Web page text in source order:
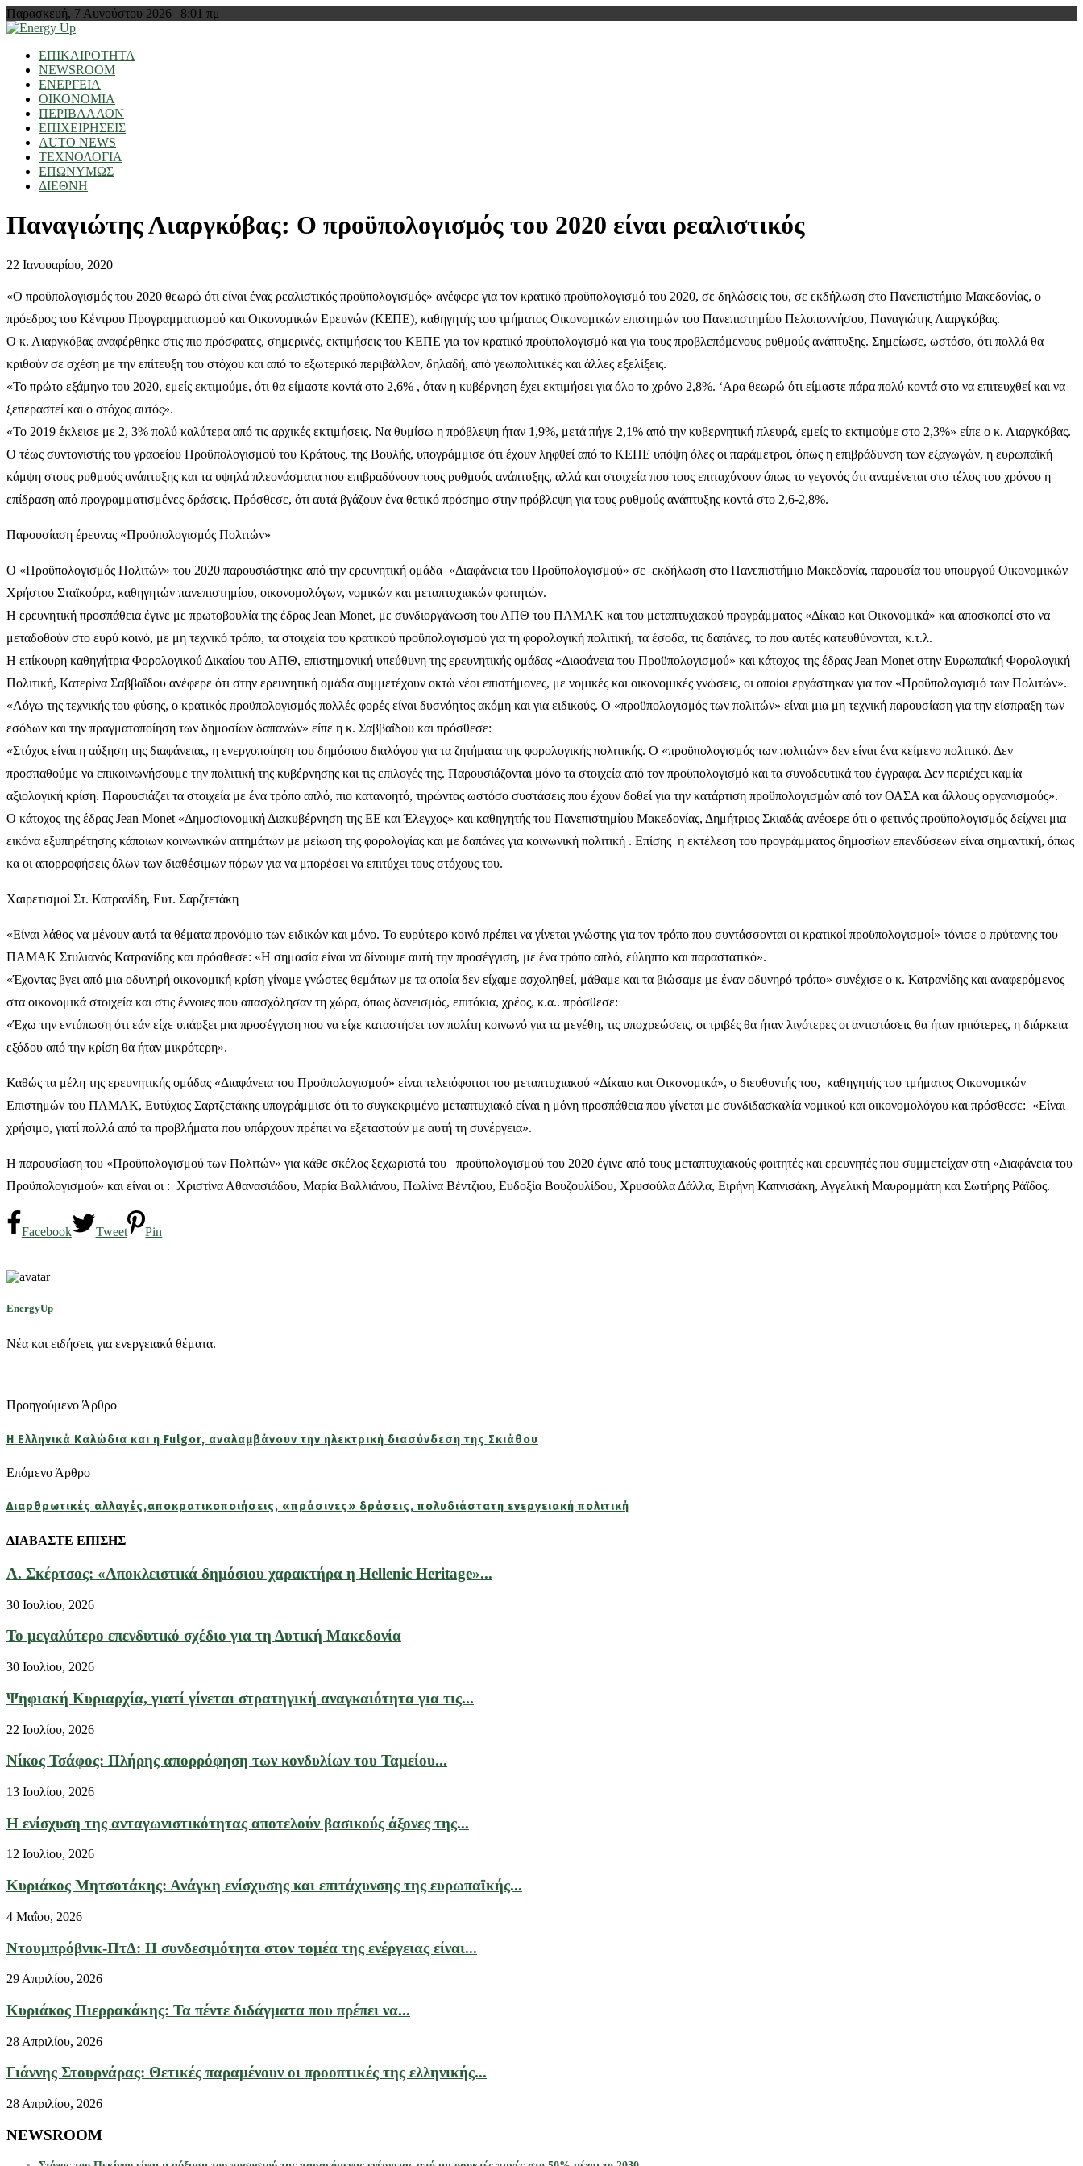
Παρασκευή, 7 Αυγούστου 2026 | 8:01 πμ
ΕΠΙΚΑΙΡΟΤΗΤΑ
NEWSROOM
ΕΝΕΡΓΕΙΑ
ΟΙΚΟΝΟΜΙΑ
ΠΕΡΙΒΑΛΛΟΝ
ΕΠΙΧΕΙΡΗΣΕΙΣ
AUTO NEWS
ΤΕΧΝΟΛΟΓΙΑ
ΕΠΩΝΥΜΩΣ
ΔΙΕΘΝΗ
Παναγιώτης Λιαργκόβας: Ο προϋπολογισμός του 2020 είναι ρεαλιστικός
22 Ιανουαρίου, 2020
«Ο προϋπολογισμός του 2020 θεωρώ ότι είναι ένας ρεαλιστικός προϋπολογισμός» ανέφερε για τον κρατικό προϋπολογισμό του 2020, σε δηλώσεις του, σε εκδήλωση στο Πανεπιστήμιο Μακεδονίας, ο
πρόεδρος του Κέντρου Προγραμματισμού και Οικονομικών Ερευνών (ΚΕΠΕ), καθηγητής του τμήματος Οικονομικών επιστημών του Πανεπιστημίου Πελοποννήσου, Παναγιώτης Λιαργκόβας.
Ο κ. Λιαργκόβας αναφέρθηκε στις πιο πρόσφατες, σημερινές, εκτιμήσεις του ΚΕΠΕ για τον κρατικό προϋπολογισμό και για τους προβλεπόμενους ρυθμούς ανάπτυξης. Σημείωσε, ωστόσο, ότι πολλά θα
κριθούν σε σχέση με την επίτευξη του στόχου και από το εξωτερικό περιβάλλον, δηλαδή, από γεωπολιτικές και άλλες εξελίξεις.
«Το πρώτο εξάμηνο του 2020, εμείς εκτιμούμε, ότι θα είμαστε κοντά στο 2,6% , όταν η κυβέρνηση έχει εκτιμήσει για όλο το χρόνο 2,8%. ‘Αρα θεωρώ ότι είμαστε πάρα πολύ κοντά στο να επιτευχθεί και να
ξεπεραστεί και ο στόχος αυτός».
«Το 2019 έκλεισε με 2, 3% πολύ καλύτερα από τις αρχικές εκτιμήσεις. Να θυμίσω η πρόβλεψη ήταν 1,9%, μετά πήγε 2,1% από την κυβερνητική πλευρά, εμείς το εκτιμούμε στο 2,3%» είπε ο κ. Λιαργκόβας.
Ο τέως συντονιστής του γραφείου Προϋπολογισμού του Κράτους, της Βουλής, υπογράμμισε ότι έχουν ληφθεί από το ΚΕΠΕ υπόψη όλες οι παράμετροι, όπως η επιβράδυνση των εξαγωγών, η ευρωπαϊκή
κάμψη στους ρυθμούς ανάπτυξης και τα υψηλά πλεονάσματα που επιβραδύνουν τους ρυθμούς ανάπτυξης, αλλά και στοιχεία που τους επιταχύνουν όπως το γεγονός ότι αναμένεται στο τέλος του χρόνου η
επίδραση από προγραμματισμένες δράσεις. Πρόσθεσε, ότι αυτά βγάζουν ένα θετικό πρόσημο στην πρόβλεψη για τους ρυθμούς ανάπτυξης κοντά στο 2,6-2,8%.
Παρουσίαση έρευνας «Προϋπολογισμός Πολιτών»
Ο «Προϋπολογισμός Πολιτών» του 2020 παρουσιάστηκε από την ερευνητική ομάδα «Διαφάνεια του Προϋπολογισμού» σε εκδήλωση στο Πανεπιστήμιο Μακεδονία, παρουσία του υπουργού Οικονομικών
Χρήστου Σταϊκούρα, καθηγητών πανεπιστημίου, οικονομολόγων, νομικών και μεταπτυχιακών φοιτητών.
Η ερευνητική προσπάθεια έγινε με πρωτοβουλία της έδρας Jean Monet, με συνδιοργάνωση του ΑΠΘ του ΠΑΜΑΚ και του μεταπτυχιακού προγράμματος «Δίκαιο και Οικονομικά» και αποσκοπεί στο να
μεταδοθούν στο ευρύ κοινό, με μη τεχνικό τρόπο, τα στοιχεία του κρατικού προϋπολογισμού για τη φορολογική πολιτική, τα έσοδα, τις δαπάνες, το που αυτές κατευθύνονται, κ.τ.λ.
Η επίκουρη καθηγήτρια Φορολογικού Δικαίου του ΑΠΘ, επιστημονική υπεύθυνη της ερευνητικής ομάδας «Διαφάνεια του Προϋπολογισμού» και κάτοχος της έδρας Jean Monet στην Ευρωπαϊκή Φορολογική
Πολιτική, Κατερίνα Σαββαΐδου ανέφερε ότι στην ερευνητική ομάδα συμμετέχουν οκτώ νέοι επιστήμονες, με νομικές και οικονομικές γνώσεις, οι οποίοι εργάστηκαν για τον «Προϋπολογισμό των Πολιτών».
«Λόγω της τεχνικής του φύσης, ο κρατικός προϋπολογισμός πολλές φορές είναι δυσνόητος ακόμη και για ειδικούς. Ο «προϋπολογισμός των πολιτών» είναι μια μη τεχνική παρουσίαση για την είσπραξη των
εσόδων και την πραγματοποίηση των δημοσίων δαπανών» είπε η κ. Σαββαΐδου και πρόσθεσε:
«Στόχος είναι η αύξηση της διαφάνειας, η ενεργοποίηση του δημόσιου διαλόγου για τα ζητήματα της φορολογικής πολιτικής. Ο «προϋπολογισμός των πολιτών» δεν είναι ένα κείμενο πολιτικό. Δεν
προσπαθούμε να επικοινωνήσουμε την πολιτική της κυβέρνησης και τις επιλογές της. Παρουσιάζονται μόνο τα στοιχεία από τον προϋπολογισμό και τα συνοδευτικά του έγγραφα. Δεν περιέχει καμία
αξιολογική κρίση. Παρουσιάζει τα στοιχεία με ένα τρόπο απλό, πιο κατανοητό, τηρώντας ωστόσο συστάσεις που έχουν δοθεί για την κατάρτιση προϋπολογισμών από τον ΟΑΣΑ και άλλους οργανισμούς».
Ο κάτοχος της έδρας Jean Monet «Δημοσιονομική Διακυβέρνηση της ΕΕ και Έλεγχος» και καθηγητής του Πανεπιστημίου Μακεδονίας, Δημήτριος Σκιαδάς ανέφερε ότι ο φετινός προϋπολογισμός δείχνει μια
εικόνα εξυπηρέτησης κάποιων κοινωνικών αιτημάτων με μείωση της φορολογίας και με δαπάνες για κοινωνική πολιτική . Επίσης η εκτέλεση του προγράμματος δημοσίων επενδύσεων είναι σημαντική, όπως
κα οι απορροφήσεις όλων των διαθέσιμων πόρων για να μπορέσει να επιτύχει τους στόχους του.
Χαιρετισμοί Στ. Κατρανίδη, Ευτ. Σαρζτετάκη
«Είναι λάθος να μένουν αυτά τα θέματα προνόμιο των ειδικών και μόνο. Το ευρύτερο κοινό πρέπει να γίνεται γνώστης για τον τρόπο που συντάσσονται οι κρατικοί προϋπολογισμοί» τόνισε ο πρύτανης του
ΠΑΜΑΚ Στυλιανός Κατρανίδης και πρόσθεσε: «Η σημασία είναι να δίνουμε αυτή την προσέγγιση, με ένα τρόπο απλό, εύληπτο και παραστατικό».
«Έχοντας βγει από μια οδυνηρή οικονομική κρίση γίναμε γνώστες θεμάτων με τα οποία δεν είχαμε ασχοληθεί, μάθαμε και τα βιώσαμε με έναν οδυνηρό τρόπο» συνέχισε ο κ. Κατρανίδης και αναφερόμενος
στα οικονομικά στοιχεία και στις έννοιες που απασχόλησαν τη χώρα, όπως δανεισμός, επιτόκια, χρέος, κ.α.. πρόσθεσε:
«Έχω την εντύπωση ότι εάν είχε υπάρξει μια προσέγγιση που να είχε καταστήσει τον πολίτη κοινωνό για τα μεγέθη, τις υποχρεώσεις, οι τριβές θα ήταν λιγότερες οι αντιστάσεις θα ήταν ηπιότερες, η διάρκεια
εξόδου από την κρίση θα ήταν μικρότερη».
Καθώς τα μέλη της ερευνητικής ομάδας «Διαφάνεια του Προϋπολογισμού» είναι τελειόφοιτοι του μεταπτυχιακού «Δίκαιο και Οικονομικά», ο διευθυντής του, καθηγητής του τμήματος Οικονομικών
Επιστημών του ΠΑΜΑΚ, Ευτύχιος Σαρτζετάκης υπογράμμισε ότι το συγκεκριμένο μεταπτυχιακό είναι η μόνη προσπάθεια που γίνεται με συνδιδασκαλία νομικού και οικονομολόγου και πρόσθεσε: «Είναι
χρήσιμο, γιατί πολλά από τα προβλήματα που υπάρχουν πρέπει να εξεταστούν με αυτή τη συνέργεια».
Η παρουσίαση του «Προϋπολογισμού των Πολιτών» για κάθε σκέλος ξεχωριστά του προϋπολογισμού του 2020 έγινε από τους μεταπτυχιακούς φοιτητές και ερευνητές που συμμετείχαν στη «Διαφάνεια του
Προϋπολογισμού» και είναι οι : Χριστίνα Αθανασιάδου, Μαρία Βαλλιάνου, Πωλίνα Βέντζιου, Ευδοξία Βουζουλίδου, Χρυσούλα Δάλλα, Ειρήνη Καπνισάκη, Αγγελική Μαυρομμάτη και Σωτήρης Ράϊδος.
Facebook Tweet Pin
EnergyUp
Νέα και ειδήσεις για ενεργειακά θέματα.
Προηγούμενο Άρθρο
Η Ελληνικά Καλώδια και η Fulgor, αναλαμβάνουν την ηλεκτρική διασύνδεση της Σκιάθου
Επόμενο Άρθρο
Διαρθρωτικές αλλαγές,αποκρατικοποιήσεις, «πράσινες» δράσεις, πολυδιάστατη ενεργειακή πολιτική
ΔΙΑΒΑΣΤΕ ΕΠΙΣΗΣ
Α. Σκέρτσος: «Αποκλειστικά δημόσιου χαρακτήρα η Hellenic Heritage»...
30 Ιουλίου, 2026
Το μεγαλύτερο επενδυτικό σχέδιο για τη Δυτική Μακεδονία
30 Ιουλίου, 2026
Ψηφιακή Κυριαρχία, γιατί γίνεται στρατηγική αναγκαιότητα για τις...
22 Ιουλίου, 2026
Νίκος Τσάφος: Πλήρης απορρόφηση των κονδυλίων του Ταμείου...
13 Ιουλίου, 2026
Η ενίσχυση της ανταγωνιστικότητας αποτελούν βασικούς άξονες της...
12 Ιουλίου, 2026
Κυριάκος Μητσοτάκης: Ανάγκη ενίσχυσης και επιτάχυνσης της ευρωπαϊκής...
4 Μαΐου, 2026
Ντουμπρόβνικ-ΠτΔ: Η συνδεσιμότητα στον τομέα της ενέργειας είναι...
29 Απριλίου, 2026
Κυριάκος Πιερρακάκης: Τα πέντε διδάγματα που πρέπει να...
28 Απριλίου, 2026
Γιάννης Στουρνάρας: Θετικές παραμένουν οι προοπτικές της ελληνικής...
28 Απριλίου, 2026
NEWSROOM